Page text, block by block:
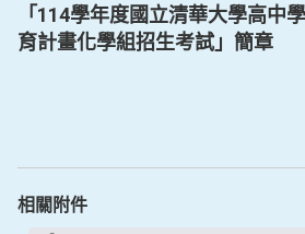
「114學年度國立清華大學高中
育計畫化學組招生考試」簡章
相關附件